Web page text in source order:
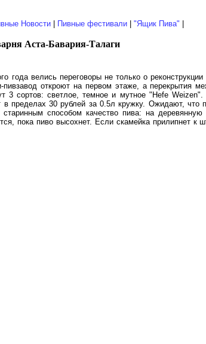
Новости| Пивные фестивали| "Ящик Пива"
Аста-Бавария-Талаги
года велись переговоры не только о
откроют на первом этаже, а перекрытия
3 сортов: светлое, темное и мутное "Hefe Weizen".
пределах 30 рублей за 0.5л кружку. Ожидают, что
способом качество пива: на
пока пиво высохнет. Если скамейка прилипнет к